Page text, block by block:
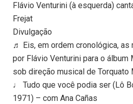
Flávio Venturini (à esquerda)
Frejat
Divulgação
♬ Eis, em ordem cronológica, as
por Flávio Venturini para o álbum
sob direção musical de Torquato
♩ Tudo que você podia ser (Lô
1971) – com Ana Cañas